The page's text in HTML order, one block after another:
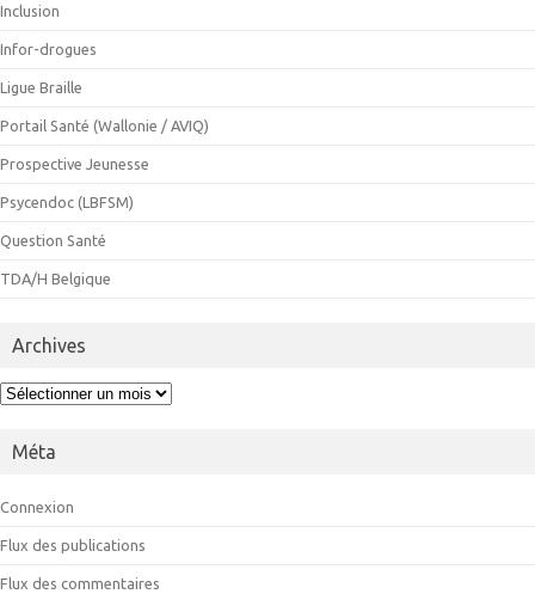
Inclusion
Infor-drogues
Ligue Braille
Portail Santé (Wallonie / AVIQ)
Prospective Jeunesse
Psycendoc (LBFSM)
Question Santé
TDA/H Belgique
Archives
Archives
Méta
Connexion
Flux des publications
Flux des commentaires